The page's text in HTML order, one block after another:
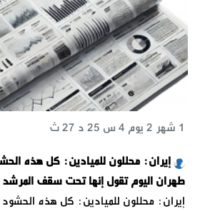
إيران: محللون للميادين: كل هذه
طهران اليوم تقول إنها تحت سقف المرشد
1 شهر 2 يوم 4 س 25 د 27 ث
إيران: محللون للميادين: كل هذه الحشود